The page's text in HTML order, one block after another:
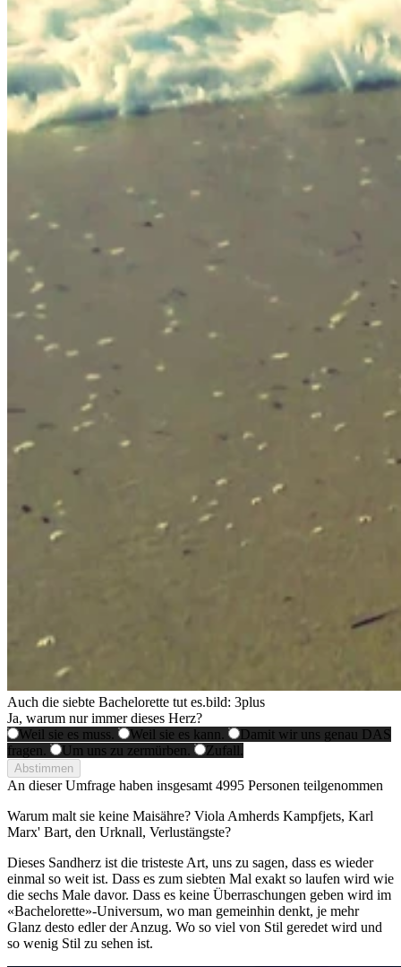
Auch die siebte Bachelorette tut es.bild: 3plus
Ja, warum nur immer dieses Herz?
Weil sie es muss.
Weil sie es kann.
Damit wir uns genau DAS
fragen.
Um uns zu zermürben. Zufall.
Abstimmen
An dieser Umfrage haben insgesamt 4995 Personen teilgenommen
Warum malt sie keine Maisähre? Viola Amherds Kampfjets, Karl
Marx' Bart, den Urknall, Verlustängste?
Dieses Sandherz ist die tristeste Art, uns zu sagen, dass es wieder
einmal so weit ist. Dass es zum siebten Mal exakt so laufen wird wie
die sechs Male davor. Dass es keine Überraschungen geben wird im
«Bachelorette»-Universum, wo man gemeinhin denkt, je mehr
Glanz desto edler der Anzug. Wo so viel von Stil geredet wird und
so wenig Stil zu sehen ist.